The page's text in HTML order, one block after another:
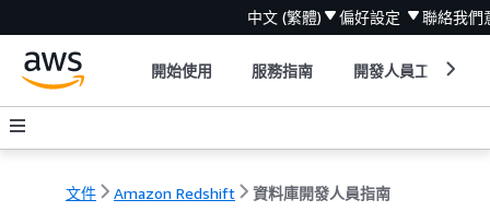
中文 (繁體) 偏好設定 聯絡我們
開始使用 服務指南 開發人員工具
文件 Amazon Redshift 資料庫開發人員指南